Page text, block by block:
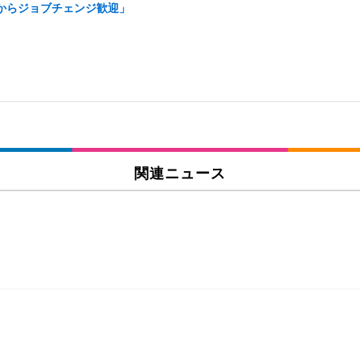
ジョブチェンジ歓迎」
関連ニュース